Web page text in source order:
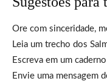
Ore com sinceridade,
Leia um trecho dos
Escreva em um
Envie uma mensagem